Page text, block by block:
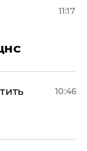
11:17
10:46